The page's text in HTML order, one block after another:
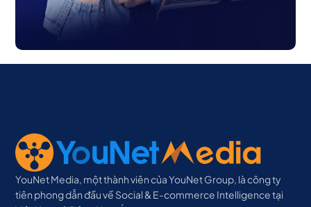
YouNet Media, một thành viên của YouNet Group, là công ty
tiên phong dẫn đầu về Social & E-commerce Intelligence tại